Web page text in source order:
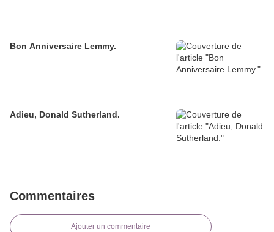
Bon Anniversaire Lemmy.
Adieu, Donald Sutherland.
Commentaires
Ajouter un commentaire